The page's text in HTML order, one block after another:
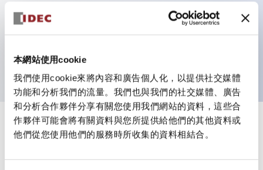
本網站使用cookie
我們使用cookie來將內容和廣告個人化，以提供社交媒體
功能和分析我們的流量。我們也與我們的社交媒體、廣告
和分析合作夥伴分享有關您使用我們網站的資料，這些合
作夥伴可能會將有關資料與您所提供給他們的其他資料或
他們從您使用他們的服務時所收集的資料相結合。
可進行集合密著安裝
防護結構為IP65（IEC60529）
規格
審美規範